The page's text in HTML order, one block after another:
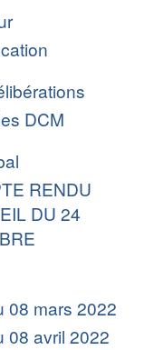
DCM
RENDU
DU 24
08 mars 2022
08 avril 2022